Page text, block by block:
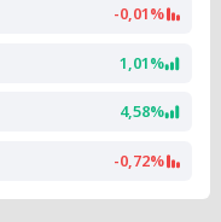
-0,01%
1,01%
4,58%
-0,72%